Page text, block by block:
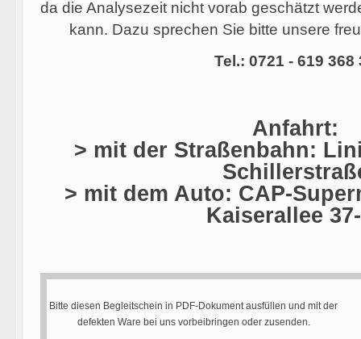
da die Analysezeit nicht vorab geschätzt
kann. Dazu sprechen Sie bitte unsere
Tel.: 0721 - 619 368
Anfahrt:
> mit der Straßenbahn:
> mit dem Auto: CAP-
Kaiserallee
Bitte diesen Begleitschein in PDF-Dokument ausfüllen und mit der
defekten Ware bei uns vorbeibringen oder zusenden.